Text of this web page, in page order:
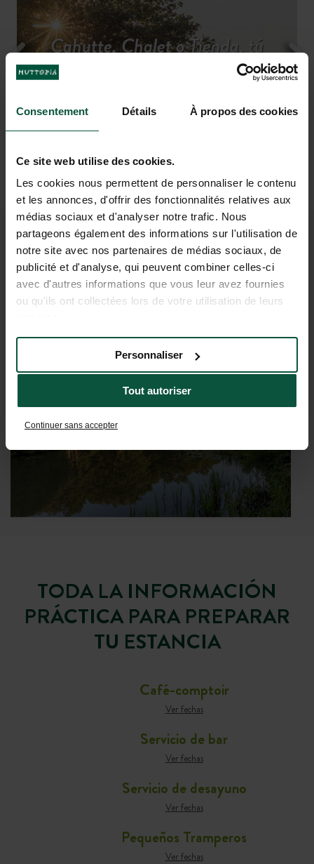
Consentement Détails À propos des cookies
Ce site web utilise des cookies.
Les cookies nous permettent de personnaliser le contenu
et les annonces, d'offrir des fonctionnalités relatives aux
médias sociaux et d'analyser notre trafic. Nous
partageons également des informations sur l'utilisation de
notre site avec nos partenaires de médias sociaux, de
publicité et d'analyse, qui peuvent combiner celles-ci
avec d'autres informations que vous leur avez fournies
ou qu'ils ont collectées lors de votre utilisation de leurs
Tout autoriser
Personnaliser
Continuer sans accepter
naturaleza preservada
recargar pilasr
Baño natural en el río
Cahutte, Chalet o Tienda, tú
Acampa en plena naturaleza
Unas vacaciones moviditas...
Tarifas y disponibilidad
Todos los servicios para una
Descubrir la región
PARA SOÑAR CON UNAS
VACACIONES EN DE ROOS
TODA LA INFORMACIÓN
PRÁCTICA PARA PREPARAR
TU ESTANCIA
Café-comptoir
Ver fechas
Servicio de bar
Ver fechas
Servicio de desayuno
Ver fechas
Pequeños Tramperos
Ver fechas